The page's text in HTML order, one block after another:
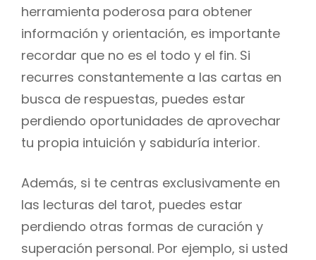
herramienta poderosa para obtener
información y orientación, es importante
recordar que no es el todo y el fin. Si
recurres constantemente a las cartas en
busca de respuestas, puedes estar
perdiendo oportunidades de aprovechar
tu propia intuición y sabiduría interior.
Además, si te centras exclusivamente en
las lecturas del tarot, puedes estar
perdiendo otras formas de curación y
superación personal. Por ejemplo, si usted